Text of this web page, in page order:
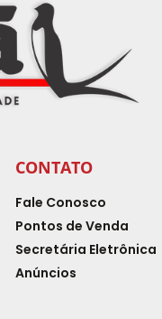
CONTATO
Fale Conosco
Pontos de Venda
Secretária Eletrônica
Anúncios